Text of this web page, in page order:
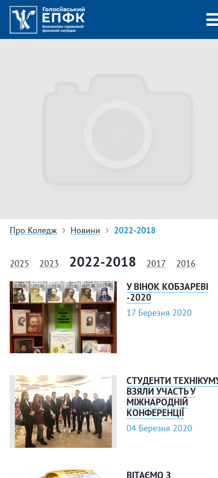
Про Коледж Новини 2022-2018
2025 2023 2022-2018 2017 2016
У ВІНОК КОБЗАРЕВІ
-2020
17 Березня 2020
СТУДЕНТИ
ВЗЯЛИ УЧАСТЬ У
МІЖНАРОДНІЙ
КОНФЕРЕНЦІЇ
04 Березня 2020
ВІТАЄМО З